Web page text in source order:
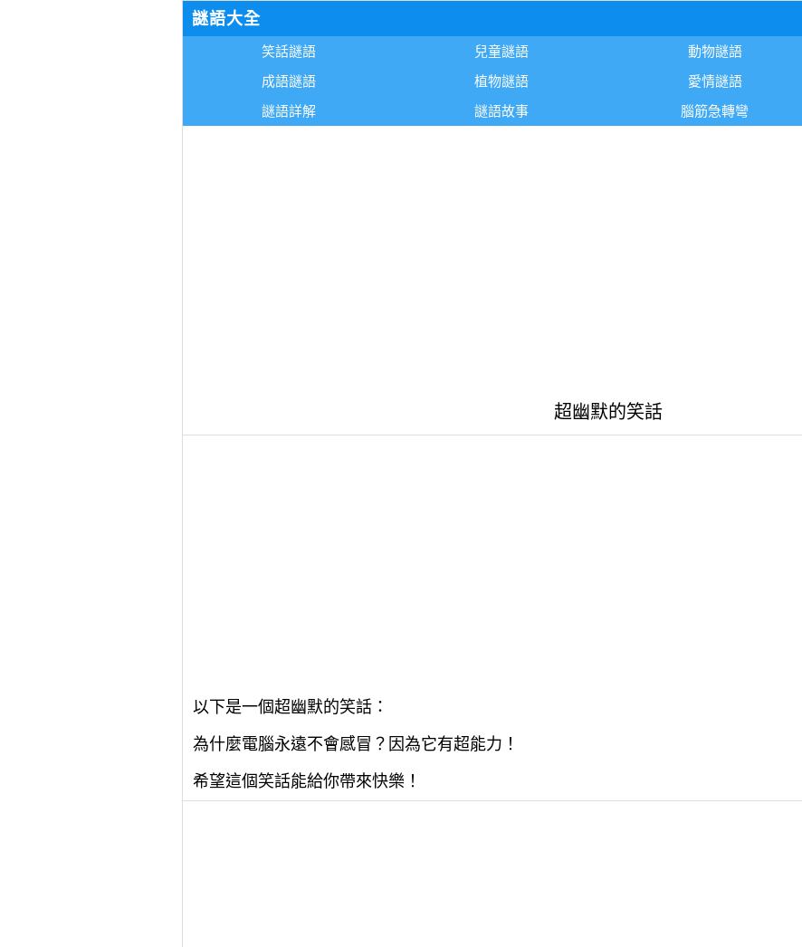
謎語大全
笑話謎語 兒童謎語 動物謎語
成語謎語
植物謎語 愛情謎語
謎語詳解
謎語故事 腦筋急轉彎
超幽默的笑話
以下是一個超幽默的笑話：
為什麼電腦永遠不會感冒？因為它有超能力！
希望這個笑話能給你帶來快樂！